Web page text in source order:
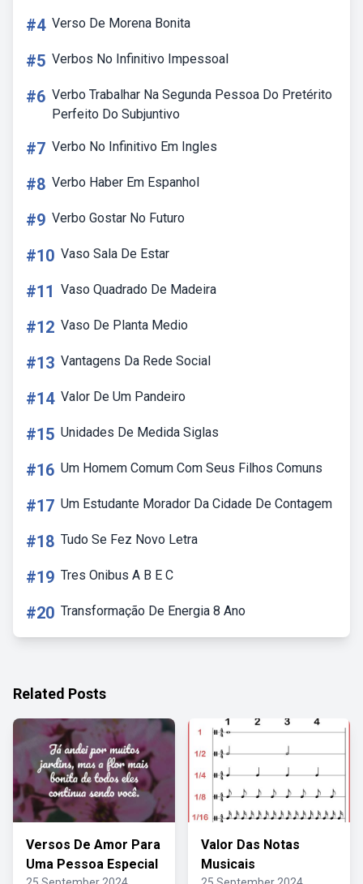
#4 Verso De Morena Bonita
#5 Verbos No Infinitivo Impessoal
#6 Verbo Trabalhar Na Segunda Pessoa Do Pretérito
Perfeito Do Subjuntivo
#7 Verbo No Infinitivo Em Ingles
#8 Verbo Haber Em Espanhol
#9 Verbo Gostar No Futuro
#10 Vaso Sala De Estar
#11 Vaso Quadrado De Madeira
#12 Vaso De Planta Medio
#13 Vantagens Da Rede Social
#14 Valor De Um Pandeiro
#15 Unidades De Medida Siglas
#16 Um Homem Comum Com Seus Filhos Comuns
#17 Um Estudante Morador Da Cidade De Contagem
#18 Tudo Se Fez Novo Letra
#19 Tres Onibus A B E C
#20 Transformação De Energia 8 Ano
Related Posts
Versos De Amor Para
Uma Pessoa Especial
Valor Das Notas
Musicais